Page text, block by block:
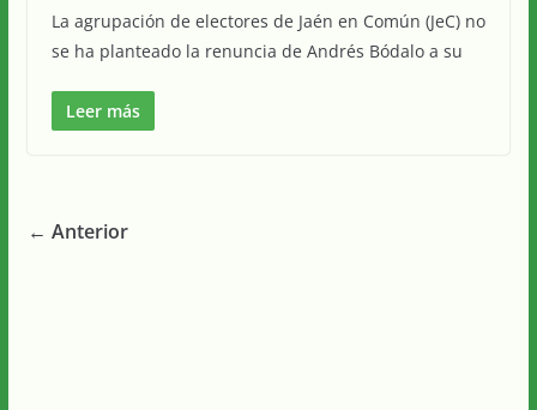
La agrupación de electores de Jaén en Común (JeC) no
se ha planteado la renuncia de Andrés Bódalo a su
Leer más
← Anterior